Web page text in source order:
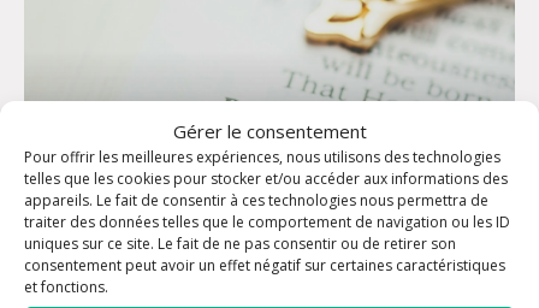
Gérer le consentement
Pour offrir les meilleures expériences, nous utilisons des technologies
telles que les cookies pour stocker et/ou accéder aux informations des
appareils. Le fait de consentir à ces technologies nous permettra de
traiter des données telles que le comportement de navigation ou les ID
uniques sur ce site. Le fait de ne pas consentir ou de retirer son
consentement peut avoir un effet négatif sur certaines caractéristiques
et fonctions.
Office des Laudes